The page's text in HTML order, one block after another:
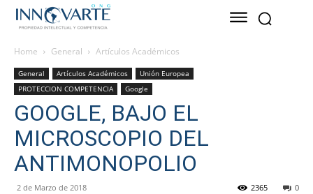
Home General Artículos Académicos
General Artículos Académicos
Unión Europea
PROTECCION COMPETENCIA
Google
GOOGLE, BAJO EL
MICROSCOPIO DEL
ANTIMONOPOLIO
2 de Marzo de 2018 0
2365